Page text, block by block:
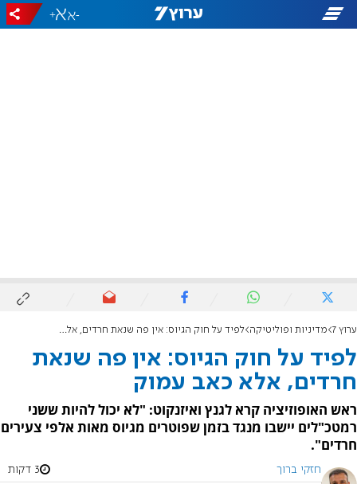
-
+
ערוץ 7 מדיניות ופוליטיקה לפיד על חוק הגיוס: אין פה שנאת חרדים, אלא כאב עמוק
לפיד על חוק הגיוס: אין פה שנאת
חרדים, אלא כאב עמוק
ראש האופוזיציה קרא לגנץ ואיזנקוט: "לא יכול להיות ששני
רמטכ"לים יישבו מנגד בזמן שפוטרים מגיוס מאות אלפי צעירים
חרדים".
חזקי ברוך 3 דקות